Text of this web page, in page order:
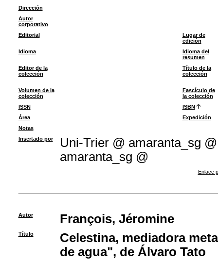
Dirección
Autor
corporativo
Editorial
Lugar de
edición
Idioma
Idioma del
resumen
Editor de la
colección
Título de la
colección
Volumen de la
colección
Fascículo de
la colección
ISSN
ISBN
Área
Expedición
Notas
Insertado por
Uni-Trier @ amaranta_sg
amaranta_sg @
Enlace
Autor François, Jéromine
Título
Celestina, mediadora
de agua", de Álvaro Tato